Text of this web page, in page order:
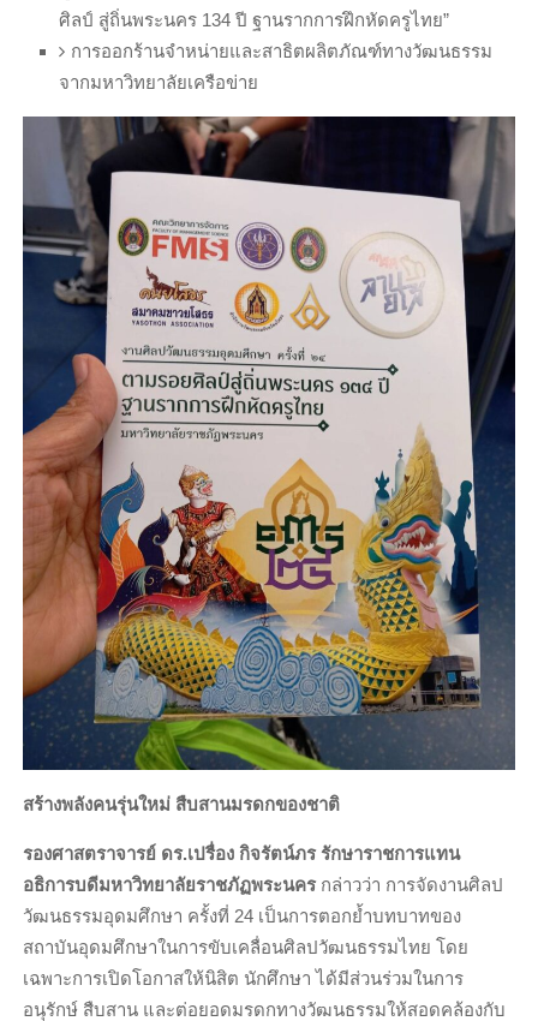
ศิลป์ สู่ถิ่นพระนคร 134 ปี ฐานรากการฝึกหัดครูไทย”
การออกร้านจำหน่ายและสาธิตผลิตภัณฑ์ทางวัฒนธรรม
จากมหาวิทยาลัยเครือข่าย
สร้างพลังคนรุ่นใหม่ สืบสานมรดกของชาติ
รองศาสตราจารย์ ดร.เปรื่อง กิจรัตน์ภร รักษาราชการแทน
อธิการบดีมหาวิทยาลัยราชภัฏพระนครกล่าวว่า การจัดงานศิลป
วัฒนธรรมอุดมศึกษา ครั้งที่ 24 เป็นการตอกย้ำบทบาทของ
สถาบันอุดมศึกษาในการขับเคลื่อนศิลปวัฒนธรรมไทย โดย
เฉพาะการเปิดโอกาสให้นิสิต นักศึกษา ได้มีส่วนร่วมในการ
อนุรักษ์ สืบสาน และต่อยอดมรดกทางวัฒนธรรมให้สอดคล้องกับ